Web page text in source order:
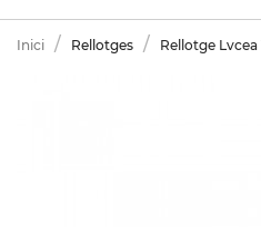
Inici Rellotges Rellotge